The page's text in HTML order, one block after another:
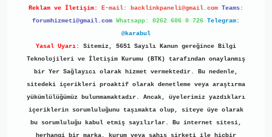
Reklam ve İletişim: E-mail: backlinkpaneli@gmail.com Teams:
forumhizmeti@gmail.com Whatsapp: 0262 606 0 726 Telegram:
@karabul
Yasal Uyarı:
Sitemiz, 5651 Sayılı Kanun gereğince Bilgi
Teknolojileri ve İletişim Kurumu (BTK) tarafından onaylanmış
bir Yer Sağlayıcı olarak hizmet vermektedir. Bu nedenle,
sitedeki içerikleri proaktif olarak denetleme veya araştırma
yükümlülüğümüz bulunmamaktadır. Ancak, üyelerimiz yazdıkları
içeriklerin sorumluluğunu taşımakta olup, siteye üye olarak
bu sorumluluğu kabul etmiş sayılırlar. Bu internet sitesi,
herhangi bir marka, kurum veya şahıs şirketi ile hiçbir